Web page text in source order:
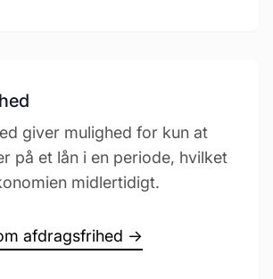
giver mulighed for kun at
på et lån i en periode, hvilket
midlertidigt.
afdragsfrihed →